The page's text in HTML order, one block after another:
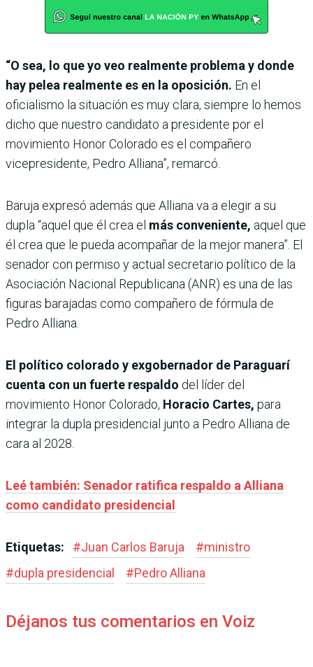
“O sea, lo que yo veo realmente problema y donde
hay pelea realmente es en la oposición. En el
oficialismo la situación es muy clara, siempre lo hemos
dicho que nuestro candidato a presidente por el
movimiento Honor Colorado es el compañero
vicepresidente, Pedro Alliana”, remarcó.
Baruja expresó además que Alliana va a elegir a su
dupla “aquel que él crea el más conveniente, aquel que
él crea que le pueda acompañar de la mejor manera”. El
senador con permiso y actual secretario político de la
Asociación Nacional Republicana (ANR) es una de las
figuras barajadas como compañero de fórmula de
Pedro Alliana.
El político colorado y exgobernador de Paraguarí
cuenta con un fuerte respaldo del líder del
movimiento Honor Colorado, Horacio Cartes, para
integrar la dupla presidencial junto a Pedro Alliana de
cara al 2028.
Leé también: Senador ratifica respaldo a Alliana
como candidato presidencial
Etiquetas: #Juan Carlos Baruja #ministro
#dupla presidencial #Pedro Alliana
Déjanos tus comentarios en Voiz